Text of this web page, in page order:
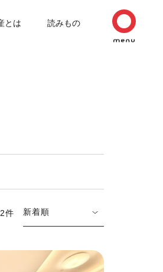
とは 読みもの
件 新着順